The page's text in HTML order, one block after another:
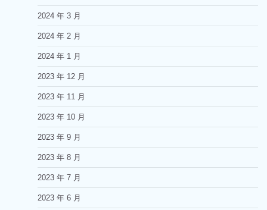
2024 年 3 月
2024 年 2 月
2024 年 1 月
2023 年 12 月
2023 年 11 月
2023 年 10 月
2023 年 9 月
2023 年 8 月
2023 年 7 月
2023 年 6 月